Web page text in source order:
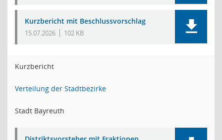
Kurzbericht mit Beschlussvorschlag
15.07.2026 102 KB
Kurzbericht
Verteilung der Stadtbezirke
Stadt Bayreuth